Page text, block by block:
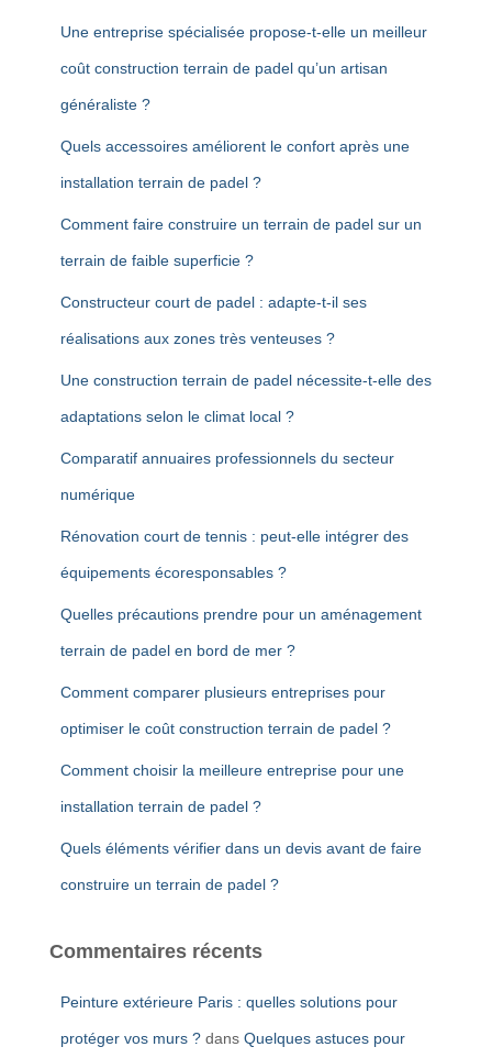
Une entreprise spécialisée propose-t-elle un meilleur
coût construction terrain de padel qu’un artisan
généraliste ?
Quels accessoires améliorent le confort après une
installation terrain de padel ?
Comment faire construire un terrain de padel sur un
terrain de faible superficie ?
Constructeur court de padel : adapte-t-il ses
réalisations aux zones très venteuses ?
Une construction terrain de padel nécessite-t-elle des
adaptations selon le climat local ?
Comparatif annuaires professionnels du secteur
numérique
Rénovation court de tennis : peut-elle intégrer des
équipements écoresponsables ?
Quelles précautions prendre pour un aménagement
terrain de padel en bord de mer ?
Comment comparer plusieurs entreprises pour
optimiser le coût construction terrain de padel ?
Comment choisir la meilleure entreprise pour une
installation terrain de padel ?
Quels éléments vérifier dans un devis avant de faire
construire un terrain de padel ?
Commentaires récents
Peinture extérieure Paris : quelles solutions pour
protéger vos murs ? dans Quelques astuces pour